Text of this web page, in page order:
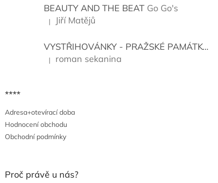
BEAUTY AND THE BEAT Go Go's
Hodnocení produktu je 5 z 5 hvězdiček.
| Jiří Matějů
VYSTŘIHOVÁNKY - PRAŽSKÉ PAMÁTKY
Hodnocení produktu je 5 z 5 hvězdiček.
| roman sekanina
****
Adresa+otevírací doba
Hodnocení obchodu
Obchodní podmínky
Proč právě u nás?